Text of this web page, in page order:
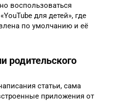
воспользоваться
для детей», где
по умолчанию и её
родительского
статьи, сама
приложения от